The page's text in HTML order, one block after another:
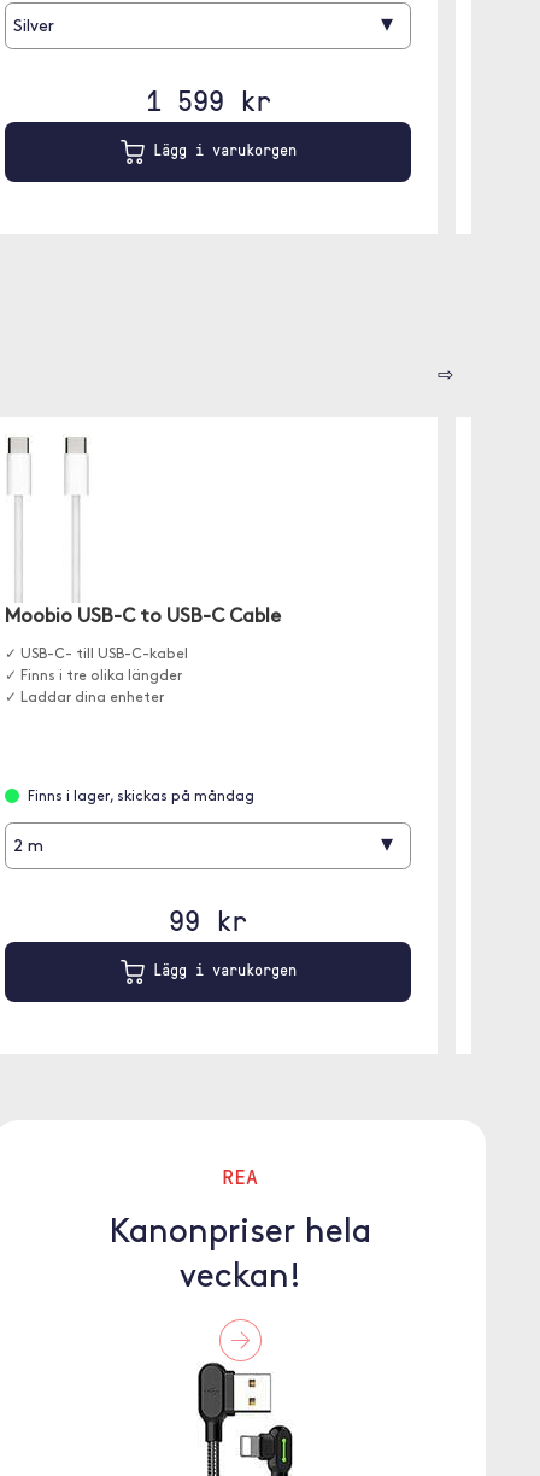
Silver ▾
1 599 kr
Lägg i varukorgen
⇨
Moobio USB-C to USB-C Cable
✓ USB-C- till USB-C-kabel
✓ Finns i tre olika längder
✓ Laddar dina enheter
Finns i lager, skickas på måndag
2 m ▾
99 kr
Lägg i varukorgen
REA
Kanonpriser hela
veckan!